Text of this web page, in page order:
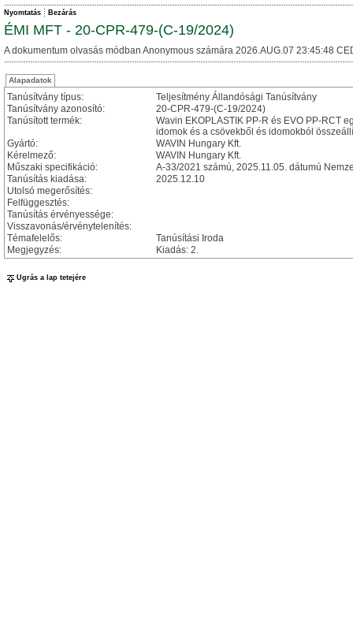
Nyomtatás Bezárás
ÉMI MFT - 20-CPR-479-(C-19/2024)
A dokumentum olvasás módban Anonymous számára 2026.AUG.07 23:45:48
Alapadatok
Tanúsítvány típus:
Teljesítmény Állandósági Tanúsítvány
Tanúsítvány azonosító:
20-CPR-479-(C-19/2024)
Tanúsított termék:
Wavin EKOPLASTIK PP-R és EVO PP-RCT
idomok és a csövekből és idomokból
Gyártó:
WAVIN Hungary Kft.
Kérelmező:
WAVIN Hungary Kft.
Műszaki specifikáció:
A-33/2021 számú, 2025.11.05. dátumú
Tanúsítás kiadása:
2025.12.10
Utolsó megerősítés:
Felfüggesztés:
Tanúsítás érvényessége:
Visszavonás/érvénytelenítés:
Témafelelős:
Tanúsítási Iroda
Megjegyzés:
Kiadás: 2.
Ugrás a lap tetejére